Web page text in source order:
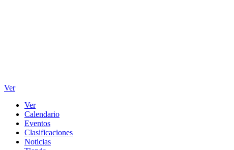
Ver
Ver
Calendario
Eventos
Clasificaciones
Noticias